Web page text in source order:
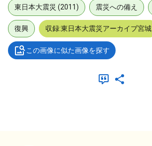
東日本大震災 (2011) 震災への備え
復興 収録:東日本大震災アーカイブ宮城
この画像に似た画像を探す